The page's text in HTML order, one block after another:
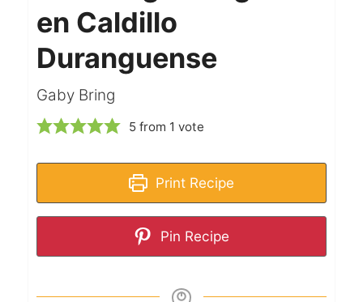
en Caldillo
Duranguense
Gaby Bring
5 from 1 vote
Print Recipe
Pin Recipe